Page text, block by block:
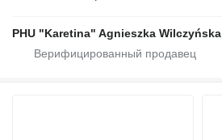
PHU "Karetina" Agnieszka Wilczyńska